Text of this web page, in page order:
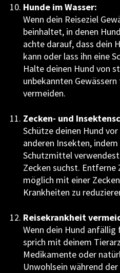
Hunde im Wasser:
Wenn dein Reiseziel
beinhaltet, in denen
achte darauf, dass dein
kann oder lass ihn eine
Halte deinen Hund von
unbekannten
vermeiden.
Zecken- und
Schütze deinen Hund
anderen Insekten,
Schutzmittel
Zecken suchst. Entferne
möglich mit einer
Krankheiten zu
Reisekrankheit
Wenn dein Hund
sprich mit deinem
Medikamente oder
Unwohlsein während